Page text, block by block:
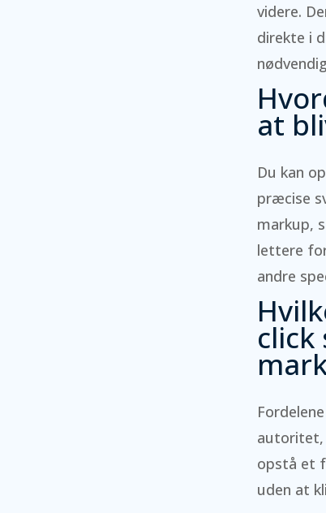
videre.
direkte i
at
Du kan
præcise
markup,
lettere
andre
click
autoritet,
opstå et
uden at